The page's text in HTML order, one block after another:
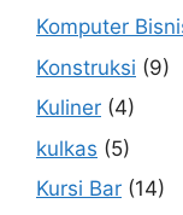
Komputer
Konstruksi (9)
Kuliner (4)
kulkas (5)
Kursi Bar (14)